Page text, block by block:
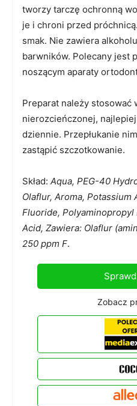
tworzy tarczę ochronną
je i chroni przed
smak. Nie zawiera
barwników. Polecany jest
noszącym aparaty
Preparat należy stosować
nierozcieńczonej,
dziennie. Przepłukanie
zastąpić szczotkowanie.
Skład: Aqua, PEG-40
Olaflur, Aroma, Potassium
Fluoride,
Acid, Zawiera: Olaflur
250 ppm F.
Zobacz